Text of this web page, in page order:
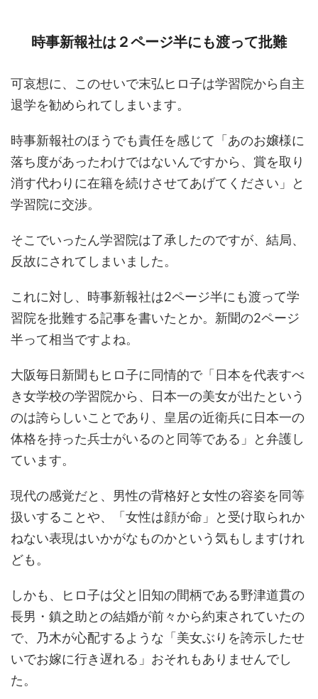
時事新報社は２ページ半にも渡って批難
可哀想に、このせいで末弘ヒロ子は学習院から自主
退学を勧められてしまいます。
時事新報社のほうでも責任を感じて「あのお嬢様に
落ち度があったわけではないんですから、賞を取り
消す代わりに在籍を続けさせてあげてください」と
学習院に交渉。
そこでいったん学習院は了承したのですが、結局、
反故にされてしまいました。
これに対し、時事新報社は2ページ半にも渡って学
習院を批難する記事を書いたとか。新聞の2ページ
半って相当ですよね。
大阪毎日新聞もヒロ子に同情的で「日本を代表すべ
き女学校の学習院から、日本一の美女が出たという
のは誇らしいことであり、皇居の近衛兵に日本一の
体格を持った兵士がいるのと同等である」と弁護し
ています。
現代の感覚だと、男性の背格好と女性の容姿を同等
扱いすることや、「女性は顔が命」と受け取られか
ねない表現はいかがなものかという気もしますけれ
ども。
しかも、ヒロ子は父と旧知の間柄である野津道貫の
長男・鎮之助との結婚が前々から約束されていたの
で、乃木が心配するような「美女ぶりを誇示したせ
いでお嫁に行き遅れる」おそれもありませんでし
た。